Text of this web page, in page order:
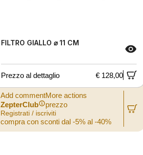
FILTRO GIALLO ⌀ 11 CM
Prezzo al dettaglio € 128,00
Add commentMore actions
ZepterClub
prezzo
Registrati / iscriviti
compra con sconti dal -5% al -40%